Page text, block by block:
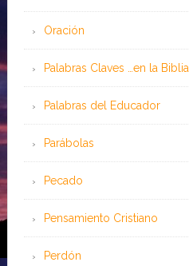
Oración
Palabras Claves …en la Biblia
Palabras del Educador
Parábolas
Pecado
Pensamiento Cristiano
Perdón